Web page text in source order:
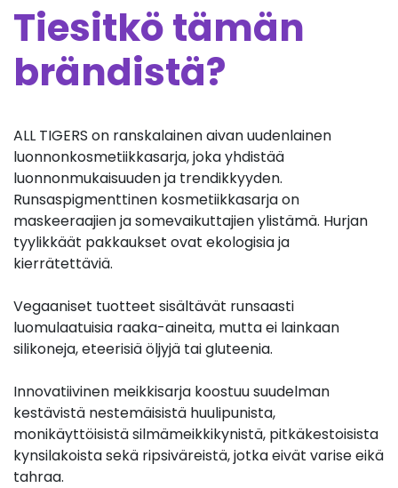
Tiesitkö tämän
brändistä?
ALL TIGERS on ranskalainen aivan uudenlainen
luonnonkosmetiikkasarja, joka yhdistää
luonnonmukaisuuden ja trendikkyyden.
Runsaspigmenttinen kosmetiikkasarja on
maskeeraajien ja somevaikuttajien ylistämä. Hurjan
tyylikkäät pakkaukset ovat ekologisia ja
kierrätettäviä.
Vegaaniset tuotteet sisältävät runsaasti
luomulaatuisia raaka-aineita, mutta ei lainkaan
silikoneja, eteerisiä öljyjä tai gluteenia.
Innovatiivinen meikkisarja koostuu suudelman
kestävistä nestemäisistä huulipunista,
monikäyttöisistä silmämeikkikynistä, pitkäkestoisista
kynsilakoista sekä ripsiväreistä, jotka eivät varise eikä
tahraa.